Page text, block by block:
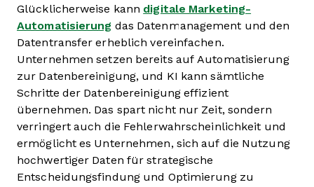
Glücklicherweise kann digitale Marketing-
Automatisierung das Datenmanagement und den
Datentransfer erheblich vereinfachen.
Unternehmen setzen bereits auf Automatisierung
zur Datenbereinigung, und KI kann sämtliche
Schritte der Datenbereinigung effizient
übernehmen. Das spart nicht nur Zeit, sondern
verringert auch die Fehlerwahrscheinlichkeit und
ermöglicht es Unternehmen, sich auf die Nutzung
hochwertiger Daten für strategische
Entscheidungsfindung und Optimierung zu